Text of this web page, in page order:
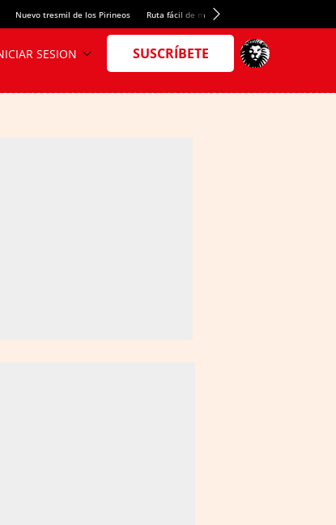
Nuevo tresmil de los Pirineos Ruta fácil de montaña